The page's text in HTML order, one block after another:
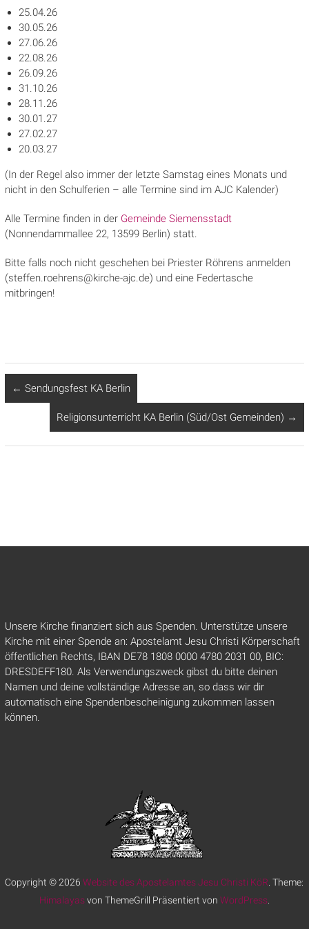
25.04.26
30.05.26
27.06.26
22.08.26
26.09.26
31.10.26
28.11.26
30.01.27
27.02.27
20.03.27
(In der Regel also immer der letzte Samstag eines Monats und
nicht in den Schulferien – alle Termine sind im AJC Kalender)
Alle Termine finden in der Gemeinde Siemensstadt
(Nonnendammallee 22, 13599 Berlin) statt.
Bitte falls noch nicht geschehen bei Priester Röhrens anmelden
(steffen.roehrens@kirche-ajc.de) und eine Federtasche
mitbringen!
← Sendungsfest KA Berlin
Religionsunterricht KA Berlin (Süd/Ost Gemeinden) →
Unsere Kirche finanziert sich aus Spenden. Unterstütze unsere
Kirche mit einer Spende an: Apostelamt Jesu Christi Körperschaft
öffentlichen Rechts, IBAN DE78 1808 0000 4780 2031 00, BIC:
DRESDEFF180. Als Verwendungszweck gibst du bitte deinen
Namen und deine vollständige Adresse an, so dass wir dir
automatisch eine Spendenbescheinigung zukommen lassen
können.
Copyright © 2026Website des Apostelamtes Jesu Christi KöR . Theme:
Himalayasvon ThemeGrill Präsentiert von WordPress.